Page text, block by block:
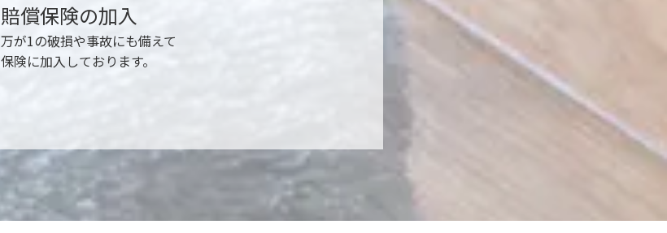
賠償保険の加入
万が1の破損や事故にも備えて
保険に加入しております。